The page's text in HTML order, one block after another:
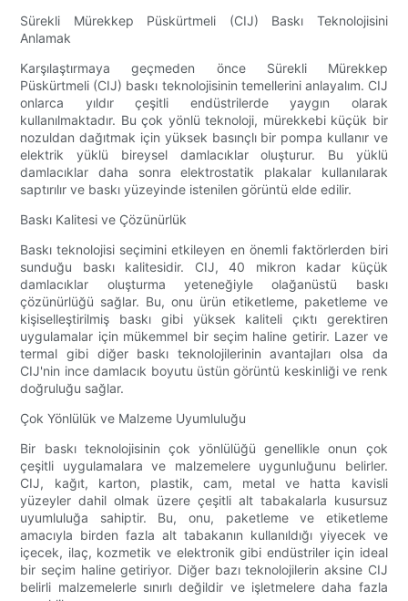
Sürekli Mürekkep Püskürtmeli (CIJ) Baskı Teknolojisini
Anlamak
Karşılaştırmaya geçmeden önce Sürekli Mürekkep
Püskürtmeli (CIJ) baskı teknolojisinin temellerini anlayalım. CIJ
onlarca yıldır çeşitli endüstrilerde yaygın olarak
kullanılmaktadır. Bu çok yönlü teknoloji, mürekkebi küçük bir
nozuldan dağıtmak için yüksek basınçlı bir pompa kullanır ve
elektrik yüklü bireysel damlacıklar oluşturur. Bu yüklü
damlacıklar daha sonra elektrostatik plakalar kullanılarak
saptırılır ve baskı yüzeyinde istenilen görüntü elde edilir.
Baskı Kalitesi ve Çözünürlük
Baskı teknolojisi seçimini etkileyen en önemli faktörlerden biri
sunduğu baskı kalitesidir. CIJ, 40 mikron kadar küçük
damlacıklar oluşturma yeteneğiyle olağanüstü baskı
çözünürlüğü sağlar. Bu, onu ürün etiketleme, paketleme ve
kişiselleştirilmiş baskı gibi yüksek kaliteli çıktı gerektiren
uygulamalar için mükemmel bir seçim haline getirir. Lazer ve
termal gibi diğer baskı teknolojilerinin avantajları olsa da
CIJ'nin ince damlacık boyutu üstün görüntü keskinliği ve renk
doğruluğu sağlar.
Çok Yönlülük ve Malzeme Uyumluluğu
Bir baskı teknolojisinin çok yönlülüğü genellikle onun çok
çeşitli uygulamalara ve malzemelere uygunluğunu belirler.
CIJ, kağıt, karton, plastik, cam, metal ve hatta kavisli
yüzeyler dahil olmak üzere çeşitli alt tabakalarla kusursuz
uyumluluğa sahiptir. Bu, onu, paketleme ve etiketleme
amacıyla birden fazla alt tabakanın kullanıldığı yiyecek ve
içecek, ilaç, kozmetik ve elektronik gibi endüstriler için ideal
bir seçim haline getiriyor. Diğer bazı teknolojilerin aksine CIJ
belirli malzemelerle sınırlı değildir ve işletmelere daha fazla